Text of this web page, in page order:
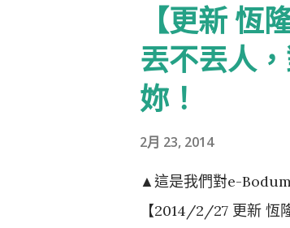
【更新 恆
丟不丟人
妳！
2月 23, 2014
▲這是我們對e-Bodum
【2014/2/27 更新 恆